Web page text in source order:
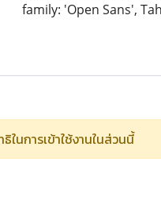
family: 'Open Sans',
นการเข้าใช้งานในส่วนนี้